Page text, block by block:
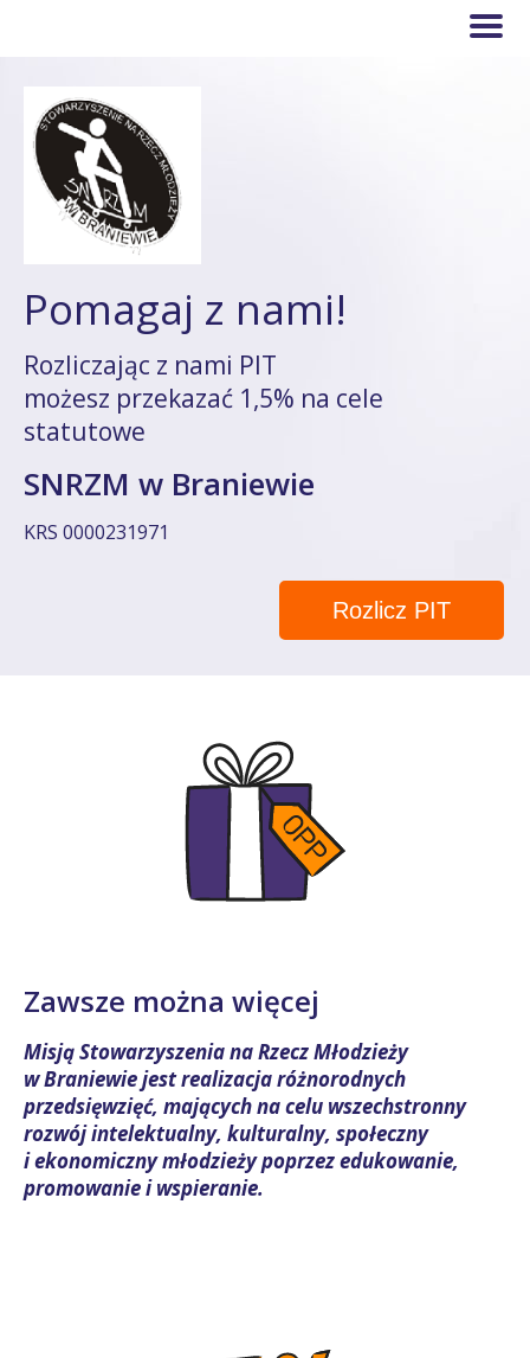
Pomagaj z nami!
Rozliczając z nami PIT
możesz przekazać 1,5% na cele
statutowe
SNRZM w Braniewie
KRS 0000231971
Rozlicz PIT
Zawsze można więcej
Misją Stowarzyszenia na Rzecz Młodzieży
w Braniewie jest realizacja różnorodnych
przedsięwzięć, mających na celu wszechstronny
rozwój intelektualny, kulturalny, społeczny
i ekonomiczny młodzieży poprzez edukowanie,
promowanie i wspieranie.